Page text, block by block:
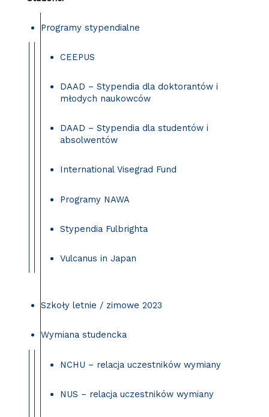
Programy stypendialne
CEEPUS
DAAD – Stypendia dla doktorantów i
młodych naukowców
DAAD – Stypendia dla studentów i
absolwentów
International Visegrad Fund
Programy NAWA
Stypendia Fulbrighta
Vulcanus in Japan
Szkoły letnie / zimowe 2023
Wymiana studencka
NCHU – relacja uczestników wymiany
NUS – relacja uczestników wymiany